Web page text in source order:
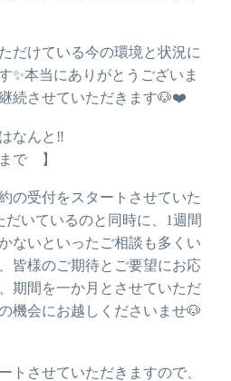
だけている今の環境と状況に
✨本当にありがとうございま
続させていただきます🐶❤️
なんと‼️
で 】
の受付をスタートさせていた
いているのと同時に、1週間
ないといったご相談も多くい
皆様のご期待とご要望にお応
期間を一か月とさせていただ
機会にお越しくださいませ🐶
トさせていただきますので、